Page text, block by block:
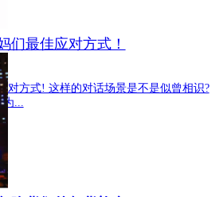
们最佳应对方式！
对方式! 这样的对话场景是不是似曾相识?
为...